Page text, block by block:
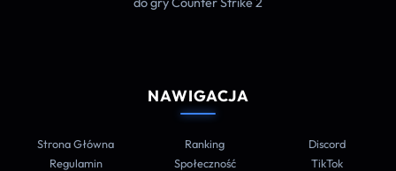
NAWIGACJA
Strona Główna
Regulamin
Ranking
Społeczność
Discord
TikTok